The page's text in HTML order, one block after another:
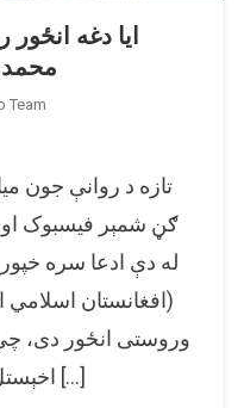
ایا دغه
Team
تازه د روانې جون
ګڼ شمېر فیسبوک او
له دې ادعا سره
(افغانستان
وروستی انځور دی،
اخېستل شوی دی. خو د دغې ادعا په […]